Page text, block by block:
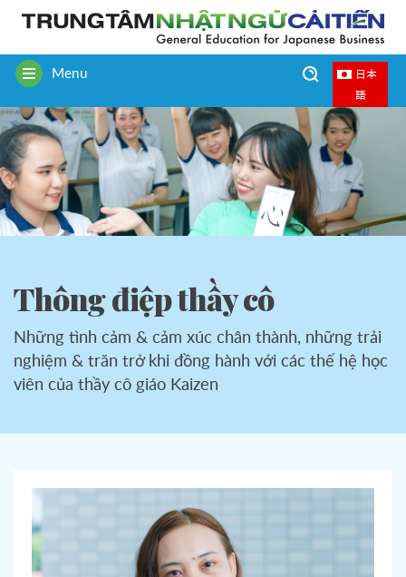
ToggleMenu
日本
語
Thông điệp thầy cô
Những tình cảm & cảm xúc chân thành, những trải
nghiệm & trăn trở khi đồng hành với các thế hệ học
viên của thầy cô giáo Kaizen